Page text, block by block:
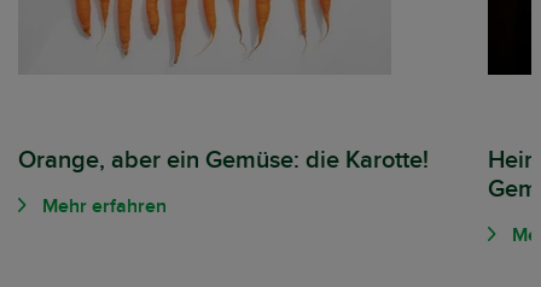
Orange, aber ein Gemüse: die Karotte!
Mehr erfahren